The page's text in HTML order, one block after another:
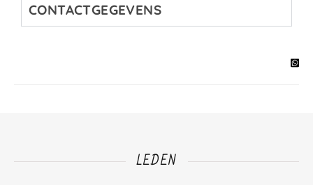
CONTACTGEGEVENS
LEDEN